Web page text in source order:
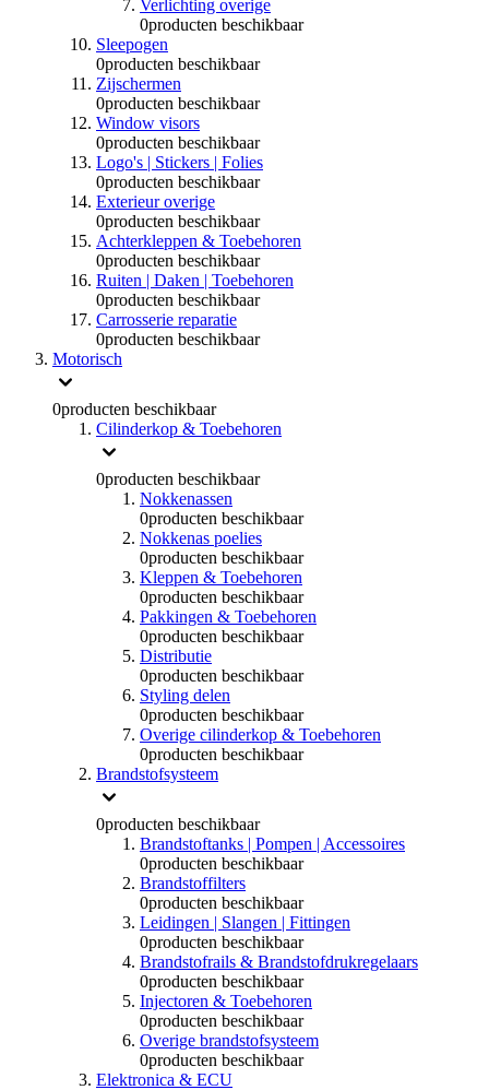
Verlichting overige
0producten beschikbaar
Sleepogen
0producten beschikbaar
Zijschermen
0producten beschikbaar
Window visors
0producten beschikbaar
Logo's | Stickers | Folies
0producten beschikbaar
Exterieur overige
0producten beschikbaar
Achterkleppen & Toebehoren
0producten beschikbaar
Ruiten | Daken | Toebehoren
0producten beschikbaar
Carrosserie reparatie
0producten beschikbaar
Motorisch
0producten beschikbaar
Cilinderkop & Toebehoren
0producten beschikbaar
Nokkenassen
0producten beschikbaar
Nokkenas poelies
0producten beschikbaar
Kleppen & Toebehoren
0producten beschikbaar
Pakkingen & Toebehoren
0producten beschikbaar
Distributie
0producten beschikbaar
Styling delen
0producten beschikbaar
Overige cilinderkop & Toebehoren
0producten beschikbaar
Brandstofsysteem
0producten beschikbaar
Brandstoftanks | Pompen | Accessoires
0producten beschikbaar
Brandstoffilters
0producten beschikbaar
Leidingen | Slangen | Fittingen
0producten beschikbaar
Brandstofrails & Brandstofdrukregelaars
0producten beschikbaar
Injectoren & Toebehoren
0producten beschikbaar
Overige brandstofsysteem
0producten beschikbaar
Elektronica & ECU